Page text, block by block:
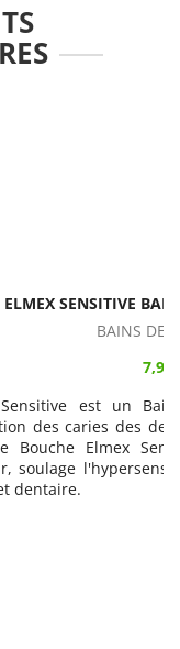
400ML
destiné à la
Sans alcool, le
les dents en
protège de la carie